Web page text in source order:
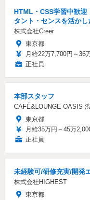
HTML・CSS学習中歓迎
タント・センスを活か
株式会社Creer
東京都
月給22万7,700円～36
正社員
本部スタッフ
CAFÉ&LOUNGE OASIS
東京都
月給35万円～45万
正社員
未経験可/研修充実/開発
株式会社HIGHEST
東京都